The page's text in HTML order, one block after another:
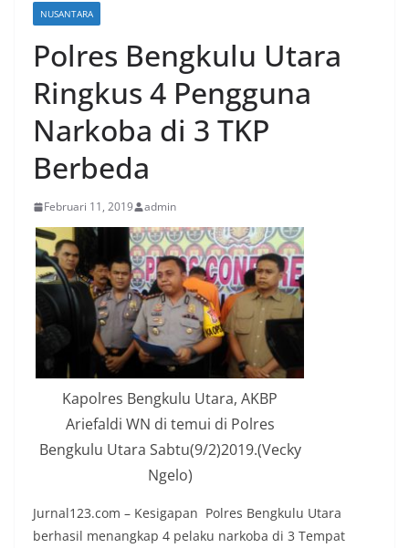
NUSANTARA
Polres Bengkulu Utara
Ringkus 4 Pengguna
Narkoba di 3 TKP
Berbeda
Februari 11, 2019 admin
Kapolres Bengkulu Utara, AKBP
Ariefaldi WN di temui di Polres
Bengkulu Utara Sabtu(9/2)2019.(Vecky
Ngelo)
Jurnal123.com – Kesigapan Polres Bengkulu Utara
berhasil menangkap 4 pelaku narkoba di 3 Tempat